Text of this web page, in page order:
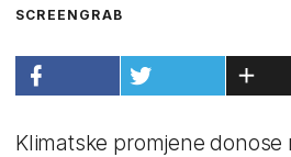
SCREENGRAB
Klimatske promjene donose